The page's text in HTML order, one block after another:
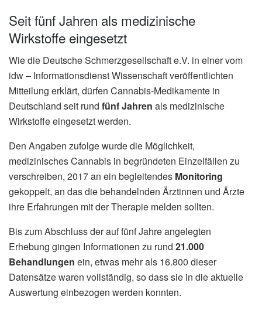
Seit fünf Jahren als medizinische
Wirkstoffe eingesetzt
Wie die Deutsche Schmerzgesellschaft e.V. in einer vom
idw – Informationsdienst Wissenschaft veröffentlichten
Mitteilung erklärt, dürfen Cannabis-Medikamente in
Deutschland seit rund fünf Jahren als medizinische
Wirkstoffe eingesetzt werden.
Den Angaben zufolge wurde die Möglichkeit,
medizinisches Cannabis in begründeten Einzelfällen zu
verschreiben, 2017 an ein begleitendes Monitoring
gekoppelt, an das die behandelnden Ärztinnen und Ärzte
ihre Erfahrungen mit der Therapie melden sollten.
Bis zum Abschluss der auf fünf Jahre angelegten
Erhebung gingen Informationen zu rund 21.000
Behandlungen ein, etwas mehr als 16.800 dieser
Datensätze waren vollständig, so dass sie in die aktuelle
Auswertung einbezogen werden konnten.